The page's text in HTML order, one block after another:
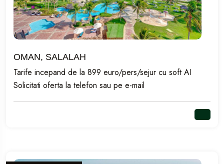
OMAN, SALALAH
Tarife incepand de la 899 euro/pers/sejur cu soft AI
Solicitati oferta la telefon sau pe e-mail